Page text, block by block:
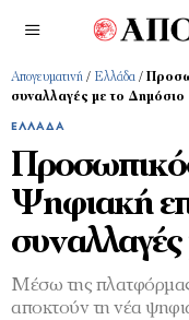
Απογευματινή / Ελλάδα /
συναλλαγές με το Δημόσιο
ΕΛΛΆΔΑ
Ψηφιακή
Μέσω της πλατφόρμας
αποκτούν τη νέα